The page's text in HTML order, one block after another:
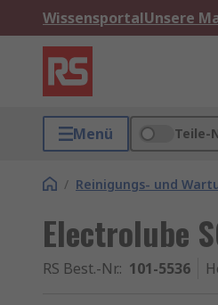
WissensportalUnsere
Menü Teile-
/ Reinigungs- und
Electrolube
RS Best.-Nr.: 101-5536